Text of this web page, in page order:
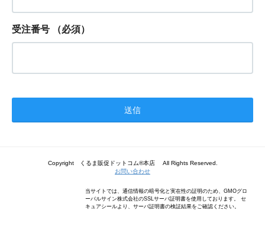
受注番号 （必須）
Copyright くるま販促ドットコム®本店 All Rights Reserved.
お問い合わせ
当サイトでは、通信情報の暗号化と実在性の証明のため、GMOグロ
ーバルサイン株式会社のSSLサーバ証明書を使用しております。 セ
キュアシールより、サーバ証明書の検証結果をご確認ください。